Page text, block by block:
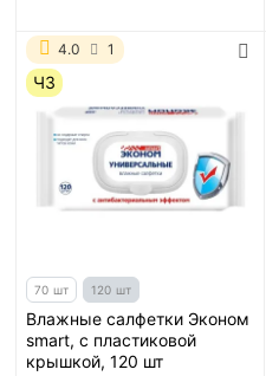
4.0 1
ЧЗ
70 шт 120 шт
Влажные салфетки Эконом
smart, с пластиковой
крышкой, 120 шт